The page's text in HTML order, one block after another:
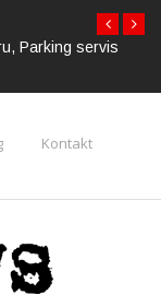
Parking servis
Kontakt